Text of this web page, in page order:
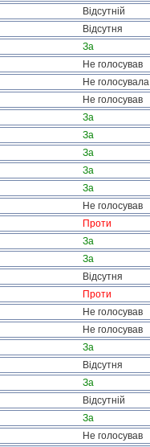
Відсутній
Відсутня
За
Не голосував
Не голосувала
Не голосував
За
За
За
За
За
Не голосував
Проти
За
За
Відсутня
Проти
Не голосував
Не голосував
За
Відсутня
За
Відсутній
За
Не голосував